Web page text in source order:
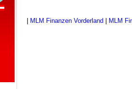
MLM Finanzen Vorderland MLM